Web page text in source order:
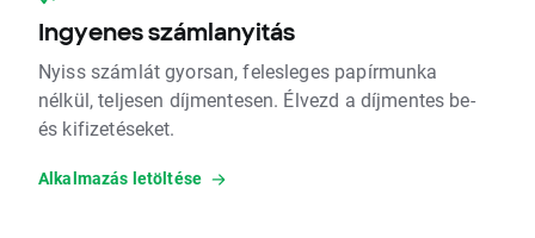
Ingyenes számlanyitás
Nyiss számlát gyorsan, felesleges papírmunka
nélkül, teljesen díjmentesen. Élvezd a díjmentes be-
és kifizetéseket.
Alkalmazás letöltése